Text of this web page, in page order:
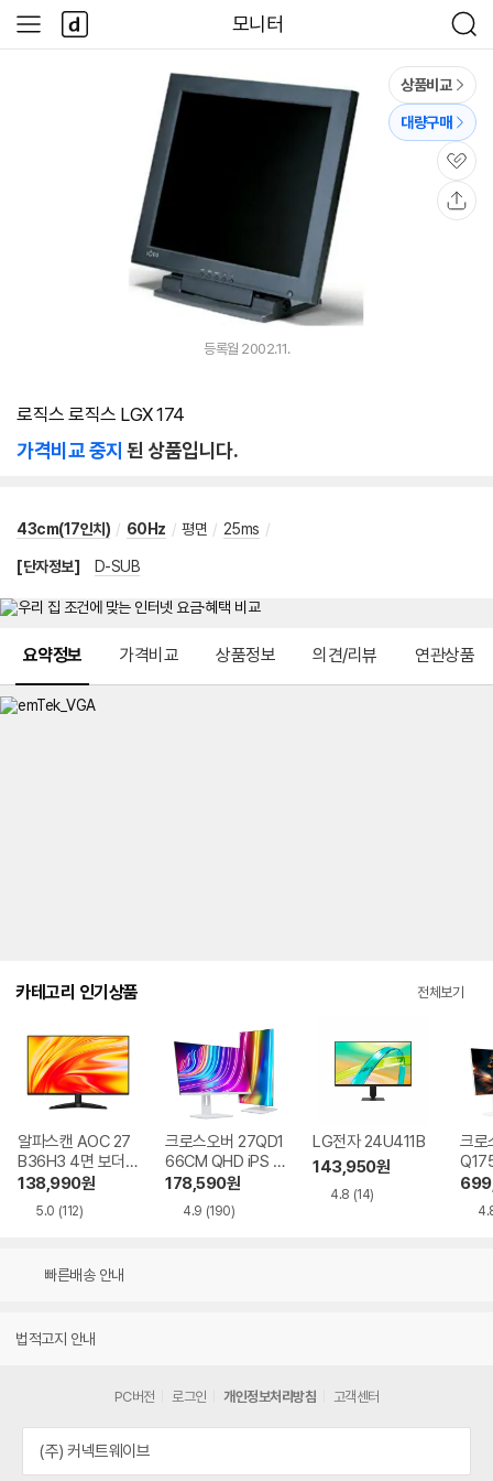
모니터
검
색
사
이
다
나
와
상품비교
대량구매
관
심
등록월 2002.11.
로직스 로직스 LGX 174
가격비교 중지 된 상품입니다.
43cm(17인치) / 60Hz / 평면 / 25ms /
[단자정보] D-SUB
요약정보 가격비교 상품정보 의견/리뷰 연관상품
카테고리 인기상품 전체보기
알파스캔 AOC 27
B36H3 4면 보더리
스 IPS 120 시력보
호 무결점
138,990원
5.0 (112)
크로스오버 27QD1
66CM QHD iPS U
SB-C 화이트 Ai 멀
티스탠드
178,590원
4.9 (190)
LG전자 24U411B
143,950원
4.8 (14)
크로
Ai
빠른배송 안내
법적고지 안내
PC버전 로그인 개인정보처리방침 고객센터
(주) 커넥트웨이브